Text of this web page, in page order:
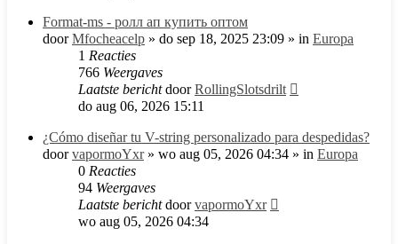
Format-ms - ролл ап купить оптом
doorMfocheacelp » do sep 18, 2025 23:09 » in Europa
1 Reacties
766 Weergaves
Laatste berichtdoorRollingSlotsdrilt
do aug 06, 2026 15:11
¿Cómo diseñar tu V-string personalizado para despedidas?
doorvapormoYxr» wo aug 05, 2026 04:34 » in Europa
0 Reacties
94 Weergaves
Laatste berichtdoorvapormoYxr
wo aug 05, 2026 04:34